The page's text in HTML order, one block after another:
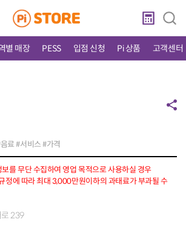
별 매장 PESS 입점 신청 Pi 상품 고객센터
료 #서비스 #가격
를 무단 수집하여 영업 목적으로 사용하실 경우
정에 따라 최대 3,000만원이하의 과태료가 부과될 수
로 239